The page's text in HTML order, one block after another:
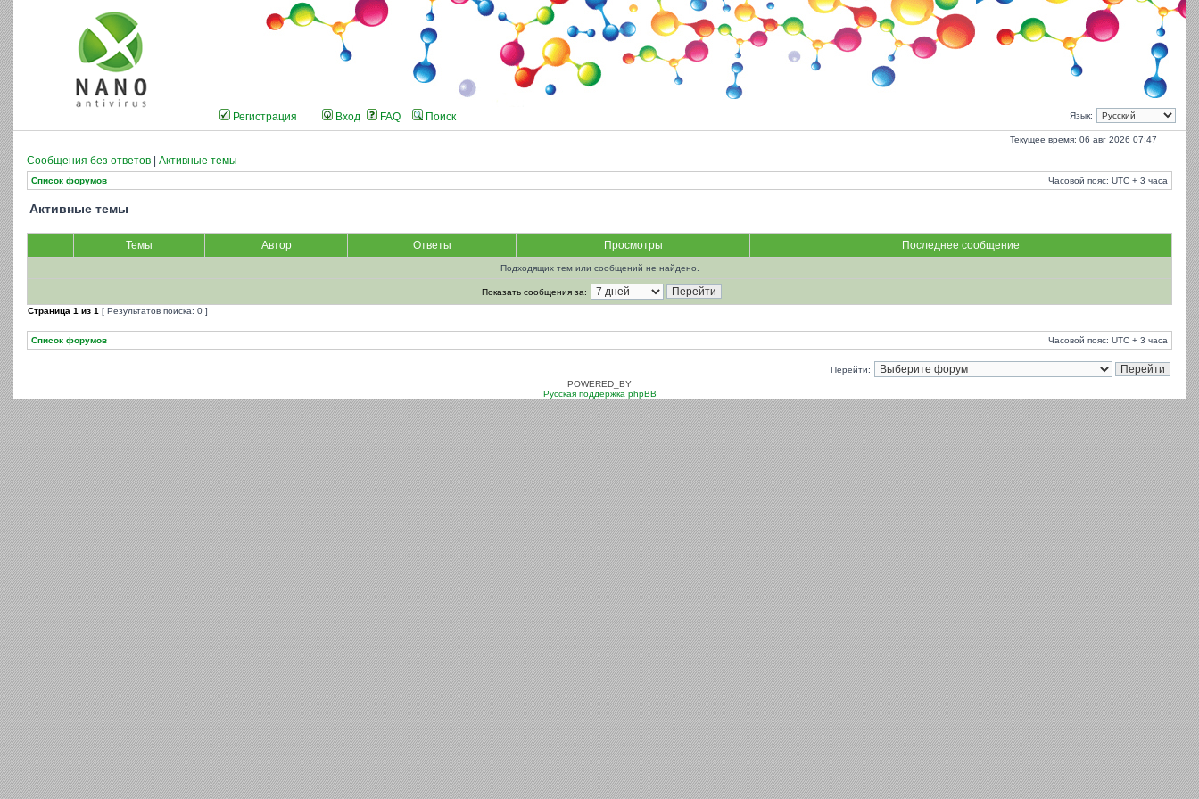
Язык:
Регистрация Вход FAQ Поиск
Текущее время: 06 авг 2026 07:47
Сообщения без ответов Активные темы
Список форумов Часовой пояс: UTC + 3 часа
Активные темы
Темы Автор Ответы Просмотры Последнее сообщение
Подходящих тем или сообщений не найдено.
Показать сообщения за:
Страница 1 из 1 [ Результатов поиска: 0 ]
Список форумов Часовой пояс: UTC + 3 часа
Перейти:
POWERED_BY
Русская поддержка phpBB